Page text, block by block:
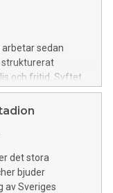
sedan
strukturerat
och fritid. Syftet
barn och unga
det stora
bjuder
av Sveriges